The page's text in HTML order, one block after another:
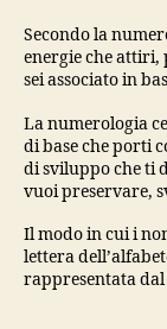
Secondo la
energie che attiri,
sei associato in
La numerologia
di base che porti
di sviluppo che ti
vuoi preservare,
Il modo in cui i
lettera
rappresentata dal